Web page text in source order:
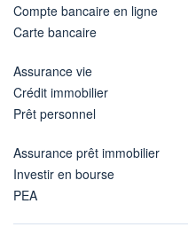
Compte bancaire en ligne
Carte bancaire
Assurance vie
Crédit immobilier
Prêt personnel
Assurance prêt immobilier
Investir en bourse
PEA